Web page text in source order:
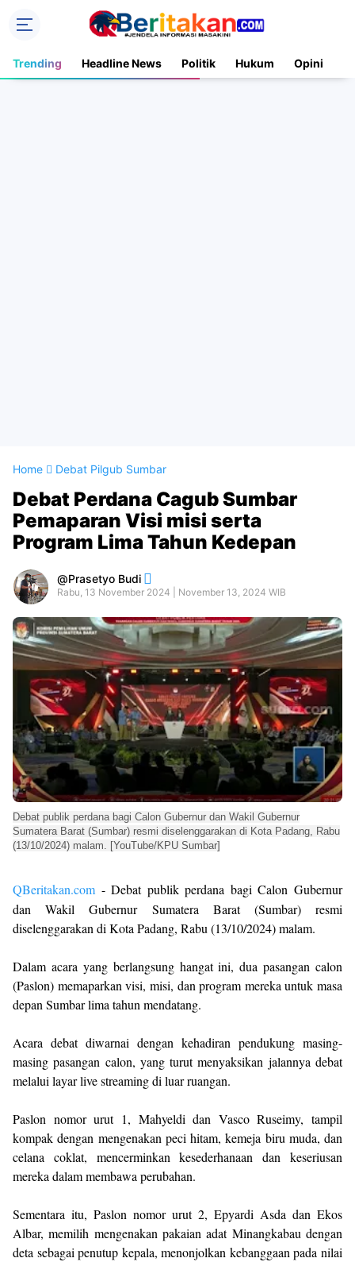
Trending Headline News Politik Hukum Opini
Home Debat Pilgub Sumbar
Debat Perdana Cagub Sumbar
Pemaparan Visi misi serta
Program Lima Tahun Kedepan
Prasetyo Budi
Rabu, 13 November 2024 | November 13, 2024 WIB
Debat publik perdana bagi Calon Gubernur dan Wakil Gubernur
Sumatera Barat (Sumbar) resmi diselenggarakan di Kota Padang, Rabu
(13/10/2024) malam. [YouTube/KPU Sumbar]
QBeritakan.com - Debat publik perdana bagi Calon Gubernur
dan Wakil Gubernur Sumatera Barat (Sumbar) resmi
diselenggarakan di Kota Padang, Rabu (13/10/2024) malam.
Dalam acara yang berlangsung hangat ini, dua pasangan calon
(Paslon) memaparkan visi, misi, dan program mereka untuk masa
depan Sumbar lima tahun mendatang.
Acara debat diwarnai dengan kehadiran pendukung masing-
masing pasangan calon, yang turut menyaksikan jalannya debat
melalui layar live streaming di luar ruangan.
Paslon nomor urut 1, Mahyeldi dan Vasco Ruseimy, tampil
kompak dengan mengenakan peci hitam, kemeja biru muda, dan
celana coklat, mencerminkan kesederhanaan dan keseriusan
mereka dalam membawa perubahan.
Sementara itu, Paslon nomor urut 2, Epyardi Asda dan Ekos
Albar, memilih mengenakan pakaian adat Minangkabau dengan
deta sebagai penutup kepala, menonjolkan kebanggaan pada nilai